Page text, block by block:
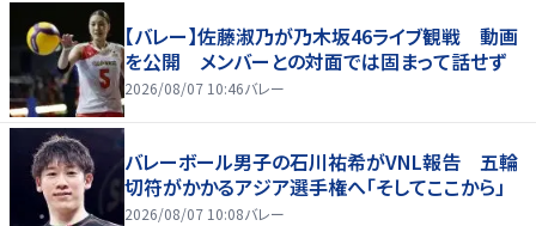
【バレー】佐藤淑乃が乃木坂46ライブ観戦 動画
を公開 メンバーとの対面では固まって話せず
2026/08/07 10:46バレー
バレーボール男子の石川祐希がVNL報告 五輪
切符がかかるアジア選手権へ「そしてここから」
2026/08/07 10:08バレー